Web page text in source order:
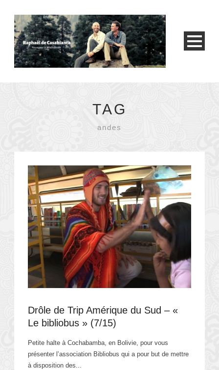
TAG
andes
Drôle de Trip Amérique du Sud – «
Le bibliobus » (7/15)
Petite halte à Cochabamba, en Bolivie, pour vous
présenter l’association Bibliobus qui a pour but de mettre
à disposition des...